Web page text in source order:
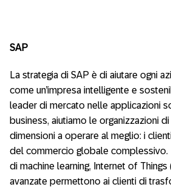
SAP
La strategia di SAP è di aiutare ogni
come un’impresa intelligente e
leader di mercato nelle applicazioni
business, aiutiamo le organizzazioni
dimensioni a operare al meglio: i
del commercio globale complessivo.
di machine learning, Internet of
avanzate permettono ai clienti di